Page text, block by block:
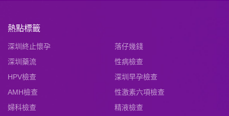
熱點標籤
深圳終止懷孕
落仔幾錢
深圳藥流
性病檢查
HPV檢查
深圳早孕檢查
AMH檢查
性激素六項檢查
婦科檢查
精液檢查